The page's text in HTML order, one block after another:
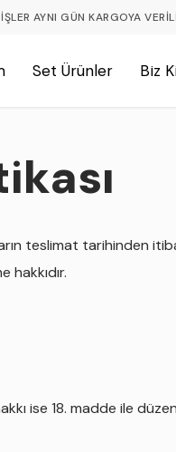
AYNI GÜN KARGOYA
Set Ürünler Biz
teslimat tarihinden
ise 18. madde ile